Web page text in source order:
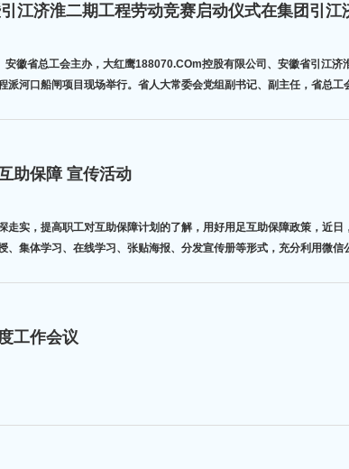
江济淮二期工程劳动竞赛启动仪式在集团引
徽省总工会主办，大红鹰188070.COm控股有限公司、安徽省引江
派河口船闸项目现场举行。省人大常委会党组副书记、副主任，省总工
助保障 宣传活动
走实，提高职工对互助保障计划的了解，用好用足互助保障政策，近
、集体学习、在线学习、张贴海报、分发宣传册等形式，充分利用微信
工作会议